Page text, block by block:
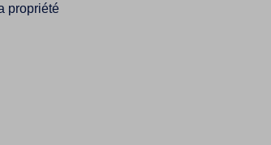
propriété